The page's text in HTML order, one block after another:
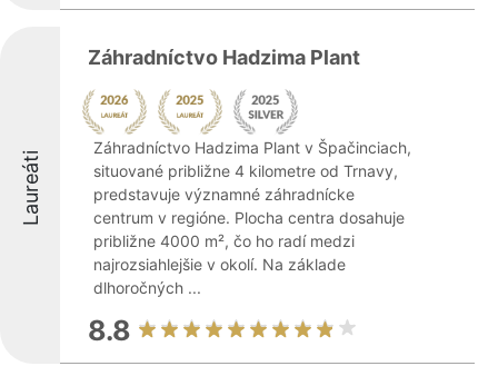
Laureáti
Záhradníctvo Hadzima Plant
Záhradníctvo Hadzima Plant v Špačinciach,
situované približne 4 kilometre od Trnavy,
predstavuje významné záhradnícke
centrum v regióne. Plocha centra dosahuje
približne 4000 m², čo ho radí medzi
najrozsiahlejšie v okolí. Na základe
dlhoročných ...
8.8